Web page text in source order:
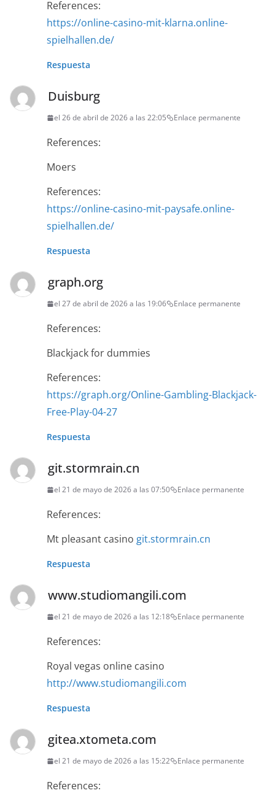
References:
https://online-casino-mit-klarna.online-
spielhallen.de/
Respuesta
Duisburg
el 26 de abril de 2026 a las 22:05 Enlace permanente
References:
Moers
References:
https://online-casino-mit-paysafe.online-
spielhallen.de/
Respuesta
graph.org
el 27 de abril de 2026 a las 19:06 Enlace permanente
References:
Blackjack for dummies
References:
https://graph.org/Online-Gambling-Blackjack-
Free-Play-04-27
Respuesta
git.stormrain.cn
el 21 de mayo de 2026 a las 07:50 Enlace permanente
References:
Mt pleasant casino git.stormrain.cn
Respuesta
www.studiomangili.com
el 21 de mayo de 2026 a las 12:18 Enlace permanente
References:
Royal vegas online casino
http://www.studiomangili.com
Respuesta
gitea.xtometa.com
el 21 de mayo de 2026 a las 15:22 Enlace permanente
References: